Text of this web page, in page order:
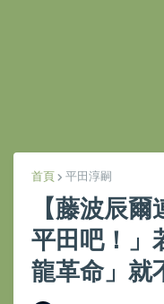
首頁 平田淳嗣
【藤波辰
平田吧！」
龍革命」就